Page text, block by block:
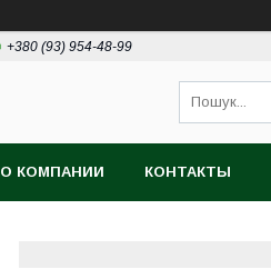
+380 (93) 954-48-99
О КОМПАНИИ КОНТАКТЫ